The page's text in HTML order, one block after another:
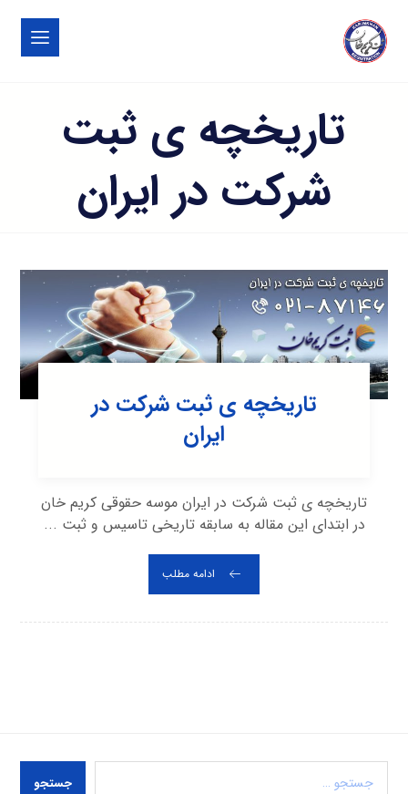
تاریخچه ی ثبت
شرکت در ایران
تاریخچه ی ثبت شرکت در
ایران
تاریخچه ی ثبت شرکت در ایران موسه حقوقی کریم خان
در ابتدای این مقاله به سابقه تاریخی تاسیس و ثبت ...
ادامه مطلب
جستجو